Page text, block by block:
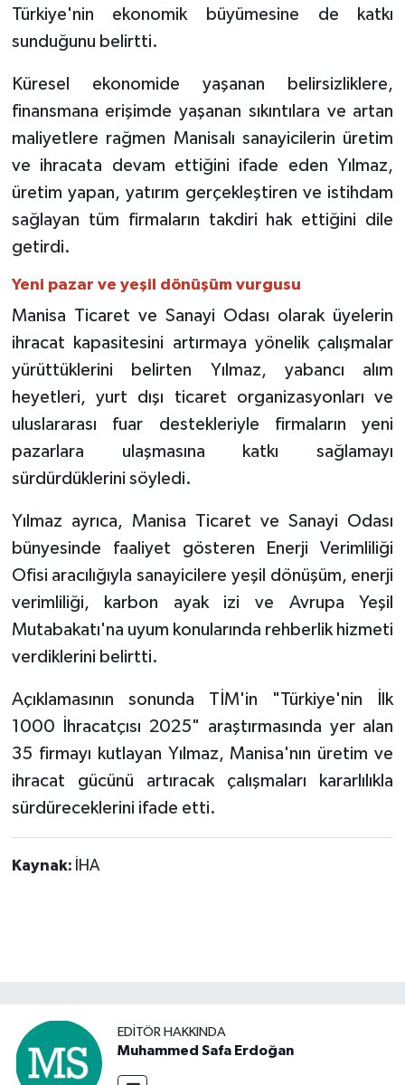
Türkiye'nin ekonomik büyümesine de katkı
sunduğunu belirtti.
Küresel ekonomide yaşanan belirsizliklere,
finansmana erişimde yaşanan sıkıntılara ve artan
maliyetlere rağmen Manisalı sanayicilerin üretim
ve ihracata devam ettiğini ifade eden Yılmaz,
üretim yapan, yatırım gerçekleştiren ve istihdam
sağlayan tüm firmaların takdiri hak ettiğini dile
getirdi.
Yeni pazar ve yeşil dönüşüm vurgusu
Manisa Ticaret ve Sanayi Odası olarak üyelerin
ihracat kapasitesini artırmaya yönelik çalışmalar
yürüttüklerini belirten Yılmaz, yabancı alım
heyetleri, yurt dışı ticaret organizasyonları ve
uluslararası fuar destekleriyle firmaların yeni
pazarlara ulaşmasına katkı sağlamayı
sürdürdüklerini söyledi.
Yılmaz ayrıca, Manisa Ticaret ve Sanayi Odası
bünyesinde faaliyet gösteren Enerji Verimliliği
Ofisi aracılığıyla sanayicilere yeşil dönüşüm, enerji
verimliliği, karbon ayak izi ve Avrupa Yeşil
Mutabakatı'na uyum konularında rehberlik hizmeti
verdiklerini belirtti.
Açıklamasının sonunda TİM'in "Türkiye'nin İlk
1000 İhracatçısı 2025" araştırmasında yer alan
35 firmayı kutlayan Yılmaz, Manisa'nın üretim ve
ihracat gücünü artıracak çalışmaları kararlılıkla
sürdüreceklerini ifade etti.
Kaynak: İHA
EDITÖR HAKKINDA
Muhammed Safa Erdoğan